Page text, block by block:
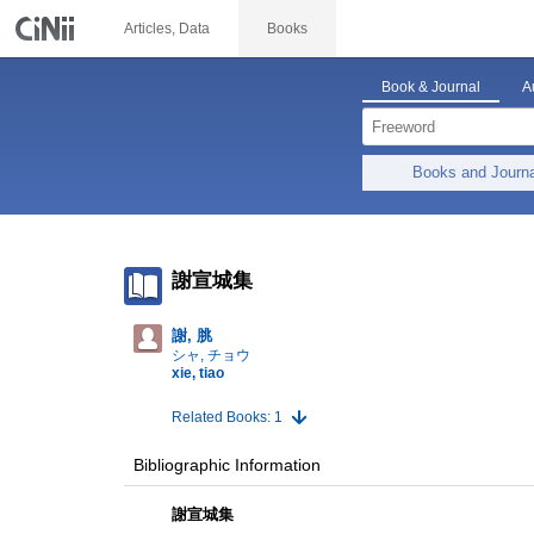
Articles, Data Books
Book & Journal
Books and
謝宣城集
謝, 脁
シャ, チョウ
xie, tiao
Related Books: 1
Bibliographic Information
謝宣城集